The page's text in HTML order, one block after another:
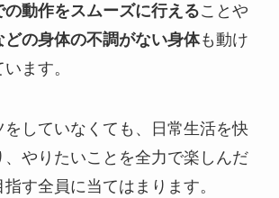
の動作をスムーズに行えることや
どの身体の不調がない身体も動け
ます。
をしていなくても、日常生活を快
やりたいことを全力で楽しんだ
す全員に当てはまります。